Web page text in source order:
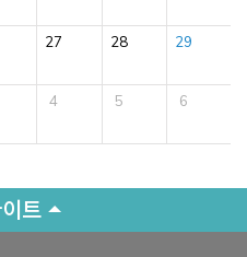
27 28 29
4 5 6
트